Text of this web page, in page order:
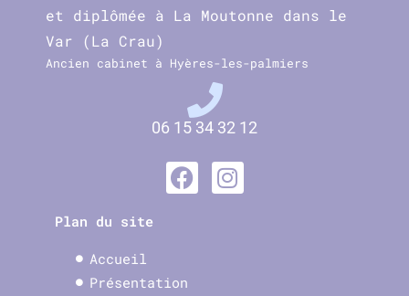
et diplômée à La Moutonne dans le
Var (La Crau)
Ancien cabinet à Hyères-les-palmiers
06 15 34 32 12
Plan du site
Accueil
Présentation